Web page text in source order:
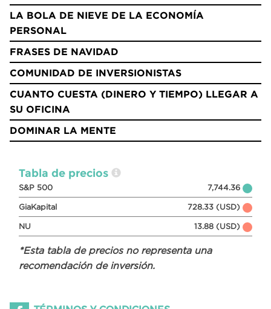
LA BOLA DE NIEVE DE LA ECONOMÍA
PERSONAL
FRASES DE NAVIDAD
COMUNIDAD DE INVERSIONISTAS
CUANTO CUESTA (DINERO Y TIEMPO) LLEGAR A
SU OFICINA
DOMINAR LA MENTE
Tabla de precios
S&P 500 7,744.36
GiaKapital 728.33 (USD)
NU 13.88 (USD)
*Esta tabla de precios no representa una
recomendación de inversión.